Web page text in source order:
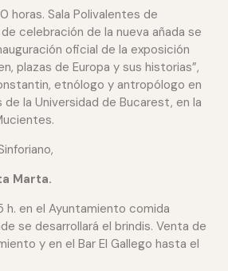
horas. Sala Polivalentes de
celebración de la nueva añada se
oficial de la exposición
plazas de Europa y sus historias”,
etnólogo y antropólogo en
la Universidad de Bucarest, en la
Marta.
h. en el Ayuntamiento comida
se desarrollará el brindis. Venta de
y en el Bar El Gallego hasta el